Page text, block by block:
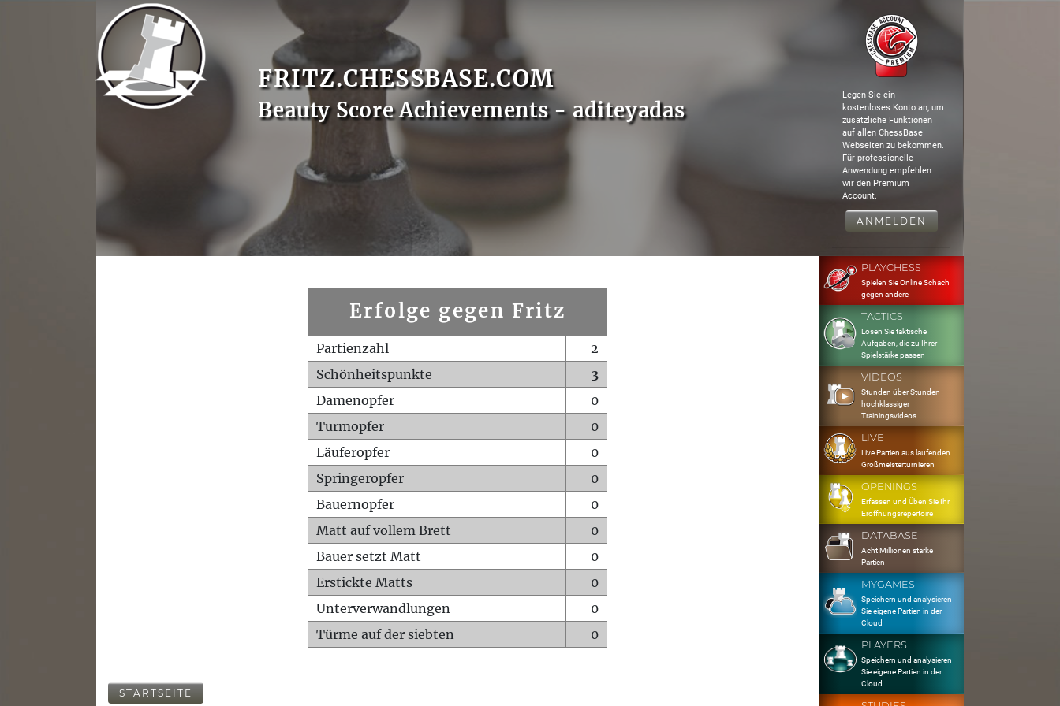
FRITZ.CHESSBASE.COM
Beauty Score Achievements - aditeyadas
Legen Sie ein
kostenloses Konto an, um
zusätzliche Funktionen
auf allen ChessBase
Webseiten zu bekommen.
Für professionelle
Anwendung empfehlen
wir den Premium
Account.
ANMELDEN
Erfolge gegen Fritz
Partienzahl
2
Schönheitspunkte
3
Damenopfer
0
Turmopfer
0
Läuferopfer
0
Springeropfer
0
Bauernopfer
0
Matt auf vollem Brett
0
Bauer setzt Matt
0
Erstickte Matts
0
Unterverwandlungen
0
Türme auf der siebten
0
STARTSEITE
PLAYCHESS
Spielen Sie Online Schach
gegen andere
TACTICS
Lösen Sie taktische
Aufgaben, die zu Ihrer
Spielstärke passen
VIDEOS
Stunden über Stunden
hochklassiger
Trainingsvideos
LIVE
Live Partien aus laufenden
Großmeisterturnieren
OPENINGS
Erfassen und Üben Sie Ihr
Eröffnungsrepertoire
DATABASE
Acht Millionen starke
Partien
MYGAMES
Speichern und analysieren
Sie eigene Partien in der
Cloud
PLAYERS
Speichern und analysieren
Sie eigene Partien in der
Cloud